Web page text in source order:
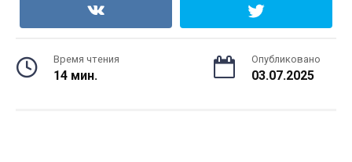
Время чтения
14 мин.
Опубликовано
03.07.2025